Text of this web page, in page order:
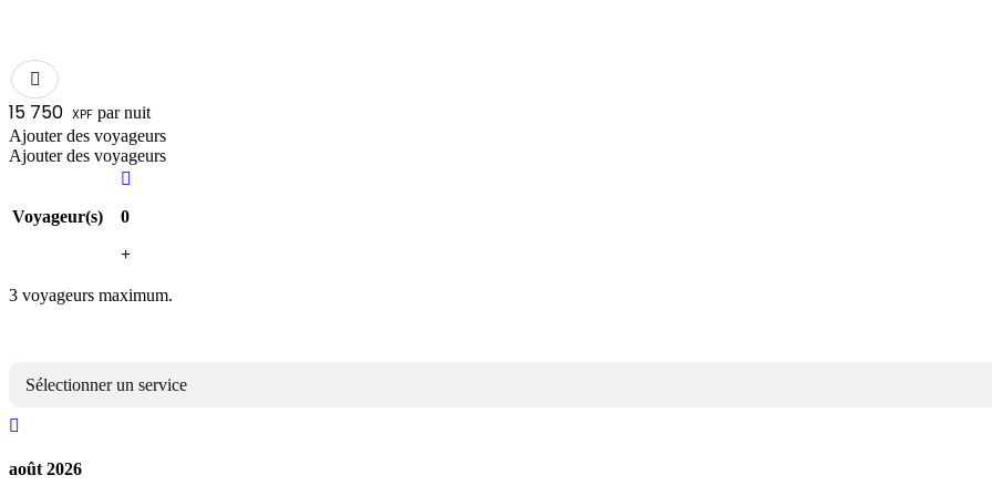
15 750 XPF par nuit
Ajouter des voyageurs
Ajouter des voyageurs
Voyageur(s) 0
3 voyageurs maximum.
Sélectionner un service
août 2026